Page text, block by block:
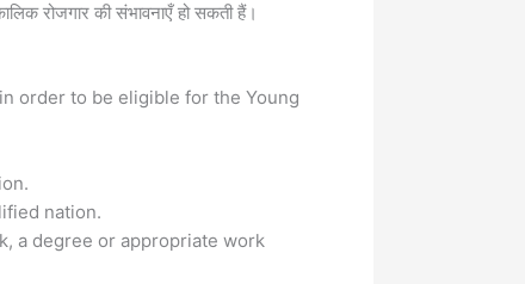
रोजगार की संभावनाएँ हो सकती हैं।
order to be eligible for the Young
nation.
a degree or appropriate work